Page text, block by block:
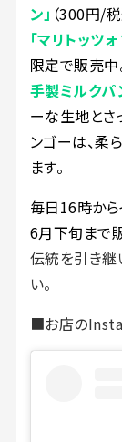
ン」 （300円/税
「マリトッツ
限定で販売中
手製ミルクパ
ーな生地とさ
ンゴーは、柔
ます。
毎日16時から
6月下旬まで
伝統を引き継
い。
■お店の